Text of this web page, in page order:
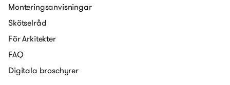
Monteringsanvisningar
Skötselråd
För Arkitekter
FAQ
Digitala broschyrer